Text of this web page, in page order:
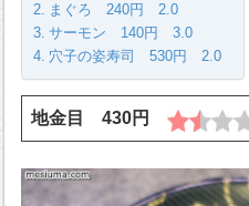
まぐろ 240円 2.0
サーモン 140円 3.0
穴子の姿寿司 530円 2.0
地金目 430円